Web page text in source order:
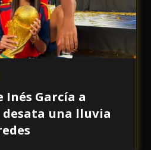
García a
desata una lluvia